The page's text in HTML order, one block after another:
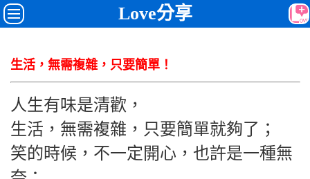
Love分享
生活，無需複雜，只要簡單！
人生有味是清歡，
生活，無需複雜， 只要簡單就夠了；
笑的時候，不一定開心，也許是一種無